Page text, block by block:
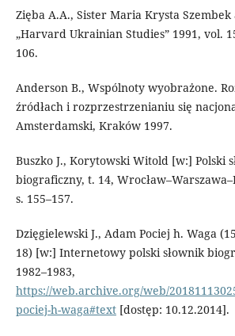
Zięba A.A., Sister Maria Krysta
„Harvard Ukrainian Studies” 1991, vol.
106.
Anderson B., Wspólnoty wyobrażone.
źródłach i rozprzestrzenianiu się
Amsterdamski, Kraków 1997.
Buszko J., Korytowski Witold [w:] Polski
biograficzny, t. 14,
s. 155–157.
Dzięgielewski J., Adam Pociej h. Waga
18) [w:] Internetowy polski słownik
1982–1983,
https://web.archive.org/web/
pociej-h-waga#text[dostęp: 10.12.2014].